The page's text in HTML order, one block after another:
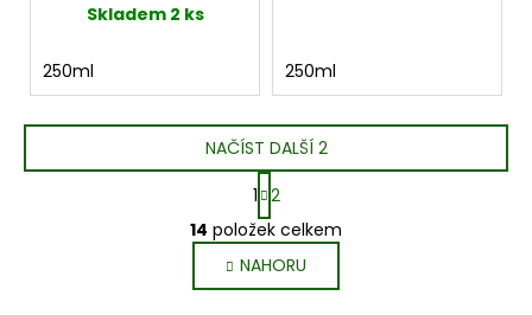
Skladem 2 ks
250ml 250ml
O
v
l
á
NAČÍST DALŠÍ 2
S
t
r
á
n
k
1 2
14 položek celkem
NAHORU